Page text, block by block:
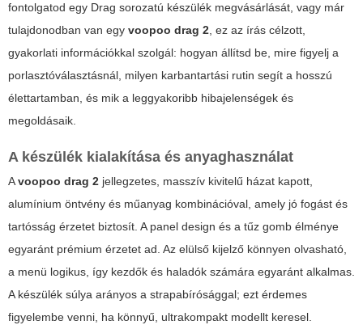
fontolgatod egy Drag sorozatú készülék megvásárlását, vagy már
tulajdonodban van egy voopoo drag 2, ez az írás célzott,
gyakorlati információkkal szolgál: hogyan állítsd be, mire figyelj a
porlasztóválasztásnál, milyen karbantartási rutin segít a hosszú
élettartamban, és mik a leggyakoribb hibajelenségek és
megoldásaik.
A készülék kialakítása és anyaghasználat
Avoopoo drag 2 jellegzetes, masszív kivitelű házat kapott,
alumínium öntvény és műanyag kombinációval, amely jó fogást és
tartósság érzetet biztosít. A panel design és a tűz gomb élménye
egyaránt prémium érzetet ad. Az elülső kijelző könnyen olvasható,
a menü logikus, így kezdők és haladók számára egyaránt alkalmas.
A készülék súlya arányos a strapabírósággal; ezt érdemes
figyelembe venni, ha könnyű, ultrakompakt modellt keresel.